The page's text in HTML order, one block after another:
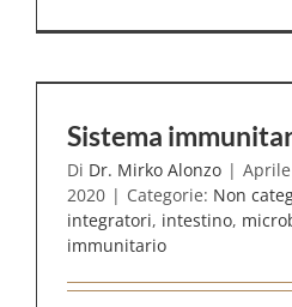
Sistema
Di Dr. Mirko Alonzo |
2020 | Categorie: Non
integratori, intestino,
immunitario